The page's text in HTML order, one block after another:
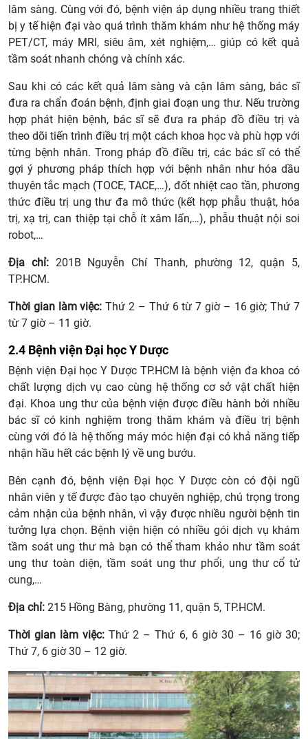
lâm sàng. Cùng với đó, bệnh viện áp dụng nhiều trang thiết
bị y tế hiện đại vào quá trình thăm khám như hệ thống máy
PET/CT, máy MRI, siêu âm, xét nghiệm,… giúp có kết quả
tầm soát nhanh chóng và chính xác.
Sau khi có các kết quả lâm sàng và cận lâm sàng, bác sĩ
đưa ra chẩn đoán bệnh, định giai đoạn ung thư. Nếu trường
hợp phát hiện bệnh, bác sĩ sẽ đưa ra pháp đồ điều trị và
theo dõi tiến trình điều trị một cách khoa học và phù hợp với
từng bệnh nhân. Trong pháp đồ điều trị, các bác sĩ có thể
gợi ý phương pháp thích hợp với bệnh nhân như hóa dầu
thuyên tắc mạch (TOCE, TACE,…), đốt nhiệt cao tần, phương
thức điều trị ung thư đa mô thức (kết hợp phẫu thuật, hóa
trị, xạ trị, can thiệp tại chỗ ít xâm lấn,…), phẫu thuật nội soi
robot,…
Địa chỉ: 201B Nguyễn Chí Thanh, phường 12, quận 5,
TP.HCM.
Thời gian làm việc:Thứ 2 – Thứ 6 từ 7 giờ – 16 giờ; Thứ 7
từ 7 giờ – 11 giờ.
2.4 Bệnh viện Đại học Y Dược
Bệnh viện Đại học Y Dược TP.HCM là bệnh viện đa khoa có
chất lượng dịch vụ cao cùng hệ thống cơ sở vật chất hiện
đại. Khoa ung thư của bệnh viện được điều hành bởi nhiều
bác sĩ có kinh nghiệm trong thăm khám và điều trị bệnh
cùng với đó là hệ thống máy móc hiện đại có khả năng tiếp
nhận hầu hết các bệnh lý về ung bướu.
Bên cạnh đó, bệnh viện Đại học Y Dược còn có đội ngũ
nhân viên y tế được đào tạo chuyên nghiệp, chú trọng trong
cảm nhận của bệnh nhân, vì vậy được nhiều người bệnh tin
tưởng lựa chọn. Bệnh viện hiện có nhiều gói dịch vụ khám
tầm soát ung thư mà bạn có thể tham khảo như tầm soát
ung thư toàn diện, tầm soát ung thư phổi, ung thư cổ tử
cung,…
Địa chỉ: 215 Hồng Bàng, phường 11, quận 5, TP.HCM.
Thời gian làm việc:Thứ 2 – Thứ 6, 6 giờ 30 – 16 giờ 30;
Thứ 7, 6 giờ 30 – 12 giờ.